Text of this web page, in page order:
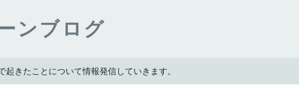
ンブログ
きたことについて情報発信していきます。